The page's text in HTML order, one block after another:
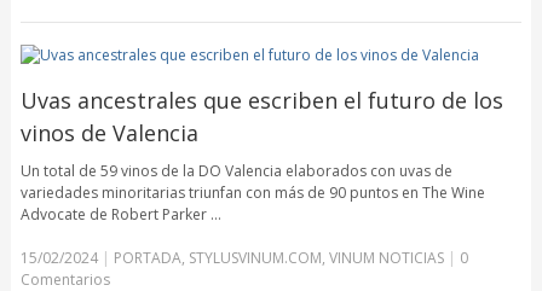
Uvas ancestrales que escriben el futuro de los
vinos de Valencia
Un total de 59 vinos de la DO Valencia elaborados con uvas de
variedades minoritarias triunfan con más de 90 puntos en The Wine
Advocate de Robert Parker …
15/02/2024| PORTADA, STYLUSVINUM.COM, VINUM NOTICIAS | 0
Comentarios